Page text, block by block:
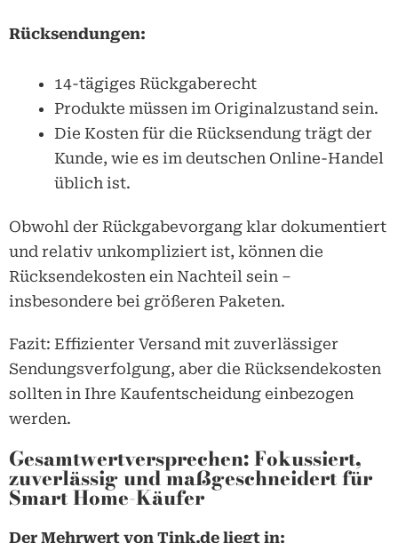
Rücksendungen:
14-tägiges Rückgaberecht
Produkte müssen im Originalzustand sein.
Die Kosten für die Rücksendung trägt der
Kunde, wie es im deutschen Online-Handel
üblich ist.
Obwohl der Rückgabevorgang klar dokumentiert
und relativ unkompliziert ist, können die
Rücksendekosten ein Nachteil sein –
insbesondere bei größeren Paketen.
Fazit: Effizienter Versand mit zuverlässiger
Sendungsverfolgung, aber die Rücksendekosten
sollten in Ihre Kaufentscheidung einbezogen
werden.
Gesamtwertversprechen: Fokussiert,
zuverlässig und maßgeschneidert für
Smart Home-Käufer
Der Mehrwert von Tink.de liegt in: